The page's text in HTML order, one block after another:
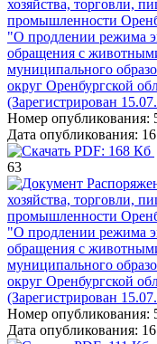
хозяйства, торговли,
промышленности
"О продлении режима
обращения с
муниципального
округ Оренбургской
(Зарегистрирован
Номер опубликования:
Дата опубликования:
PDF: 168 Кб
63
хозяйства, торговли,
промышленности
"О продлении режима
обращения с
муниципального
округ Оренбургской
(Зарегистрирован
Номер опубликования:
Дата опубликования: